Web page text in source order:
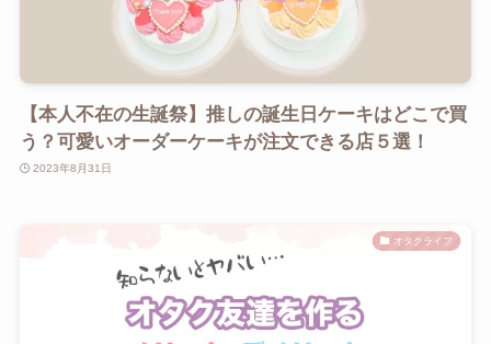
【本人不在の生誕祭】推しの誕生日ケーキはどこで買
う？可愛いオーダーケーキが注文できる店５選！
2023年8月31日
オタクライフ